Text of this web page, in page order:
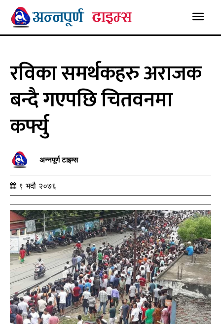
रविका समर्थकहरु अराजक
बन्दै गएपछि चितवनमा
कर्फ्यु
अन्नपूर्ण टाइम्स
९ भदौ २०७६